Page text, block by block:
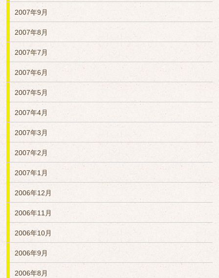
2007年9月
2007年8月
2007年7月
2007年6月
2007年5月
2007年4月
2007年3月
2007年2月
2007年1月
2006年12月
2006年11月
2006年10月
2006年9月
2006年8月